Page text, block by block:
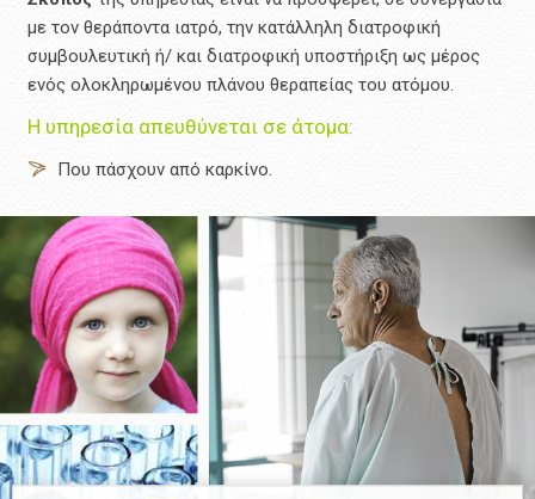
με τον θεράποντα ιατρό, την κατάλληλη διατροφική
συμβουλευτική ή/ και διατροφική υποστήριξη ως μέρος
ενός ολοκληρωμένου πλάνου θεραπείας του ατόμου.
Η υπηρεσία απευθύνεται σε άτομα:
Που πάσχουν από καρκίνο.